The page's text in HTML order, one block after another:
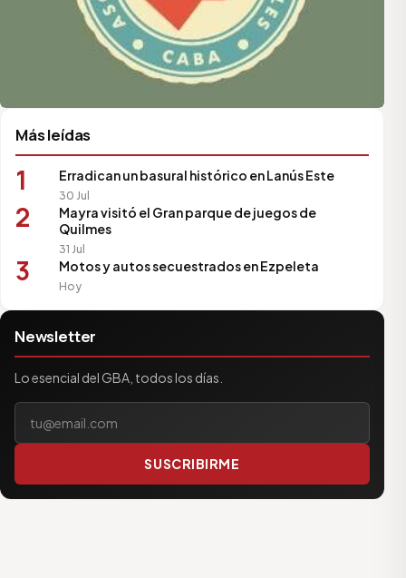
Más leídas
1 Erradican un basural histórico en Lanús Este
30 Jul
2
Mayra visitó el Gran parque de juegos de
Quilmes
31 Jul
3 Motos y autos secuestrados en Ezpeleta
Hoy
Newsletter
Lo esencial del GBA, todos los días.
SUSCRIBIRME